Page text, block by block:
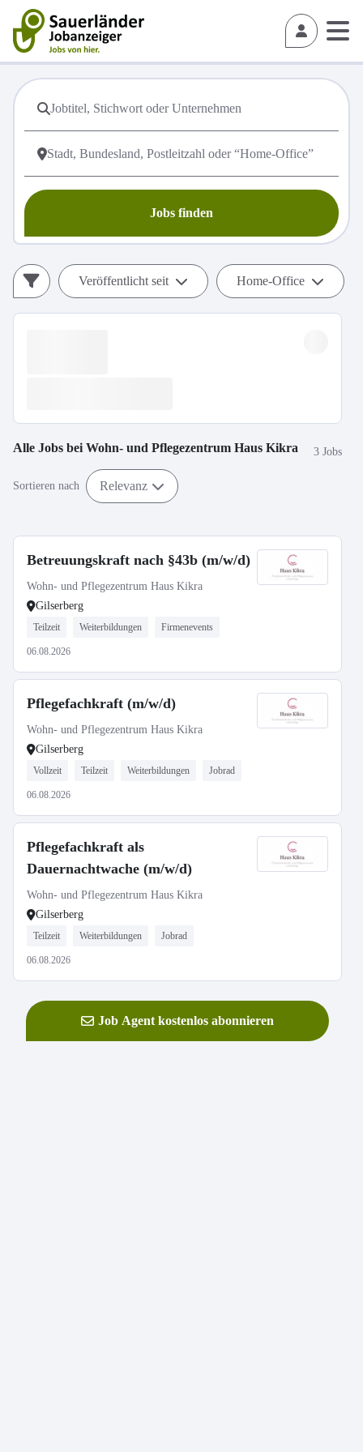
Jobs finden
Veröffentlicht seit Home-Office
Alle Jobs bei Wohn- und Pflegezentrum Haus Kikra 3 Jobs
Sortieren nach Relevanz
Betreuungskraft nach §43b (m/w/d)
Wohn- und Pflegezentrum Haus Kikra
Gilserberg
Teilzeit Weiterbildungen Firmenevents
06.08.2026
Pflegefachkraft (m/w/d)
Wohn- und Pflegezentrum Haus Kikra
Gilserberg
Vollzeit Teilzeit Weiterbildungen Jobrad
06.08.2026
Pflegefachkraft als
Dauernachtwache (m/w/d)
Wohn- und Pflegezentrum Haus Kikra
Gilserberg
Teilzeit Weiterbildungen Jobrad
06.08.2026
Job Agent kostenlos abonnieren